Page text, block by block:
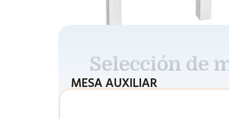
MESA AUXILIAR
Selección de